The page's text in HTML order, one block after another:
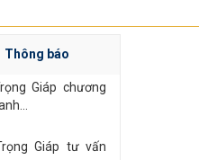
Thông báo
Giáp chương
Giáp tư vấn